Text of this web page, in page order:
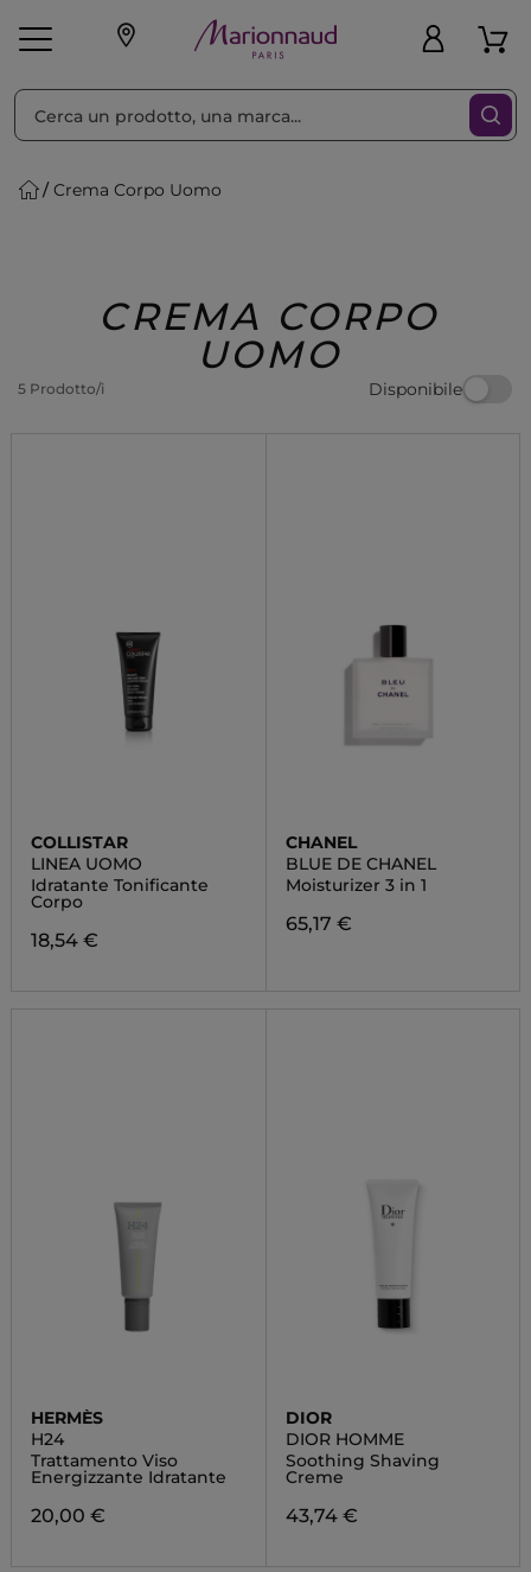
Make-up Profumi
Regalo
Crema Corpo Uomo
CREMA CORPO
UOMO
5 Prodotto/i Disponibile
Ordina per Filtra
COLLISTAR
LINEA UOMO
Idratante Tonificante
Corpo
18,54 €
CHANEL
BLUE DE CHANEL
Moisturizer 3 in 1
65,17 €
HERMÈS
H24
Trattamento Viso
Energizzante Idratante
20,00 €
DIOR
DIOR HOMME
Soothing Shaving
Creme
43,74 €